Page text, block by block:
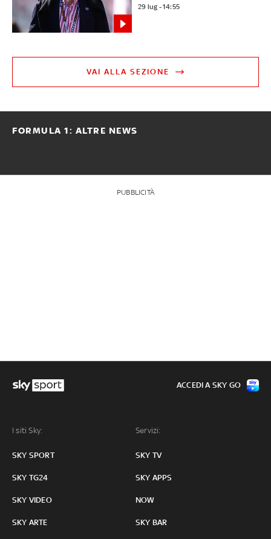
29 lug - 14:55
VAI ALLA SEZIONE
FORMULA 1: ALTRE NEWS
PUBBLICITÀ
I siti Sky:
SKY SPORT
SKY TG24
SKY VIDEO
SKY ARTE
Servizi:
SKY TV
SKY APPS
NOW
SKY BAR
ACCEDI A SKY GO